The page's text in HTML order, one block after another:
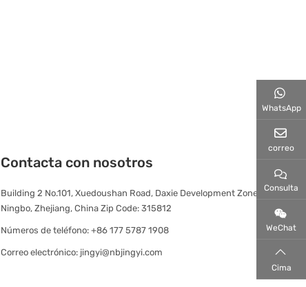
Contacta con nosotros
Building 2 No.101, Xuedoushan Road, Daxie Development Zone,
Ningbo, Zhejiang, China Zip Code: 315812
Números de teléfono: +86 177 5787 1908
Correo electrónico: jingyi@nbjingyi.com
WhatsApp
correo
Consulta
WeChat
Cima